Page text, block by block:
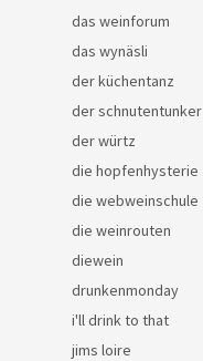
das weinforum
das wynäsli
der küchentanz
der schnutentunker
der würtz
die hopfenhysterie
die webweinschule
die weinrouten
diewein
drunkenmonday
i'll drink to that
jims loire